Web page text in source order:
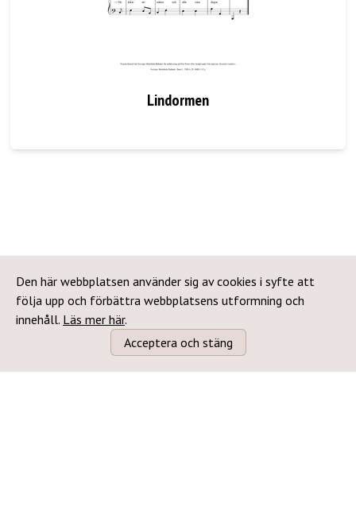
Lindormen
Den här webbplatsen använder sig av cookies i syfte att
följa upp och förbättra webbplatsens utformning och
innehåll. Läs mer här.
Acceptera och stäng